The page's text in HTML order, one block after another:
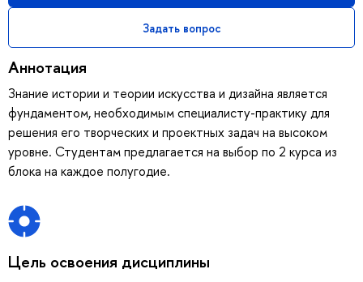
Задать вопрос
Аннотация
Знание истории и теории искусства и дизайна является
фундаментом, необходимым специалисту-практику для
решения его творческих и проектных задач на высоком
уровне. Студентам предлагается на выбор по 2 курса из
блока на каждое полугодие.
Цель освоения дисциплины